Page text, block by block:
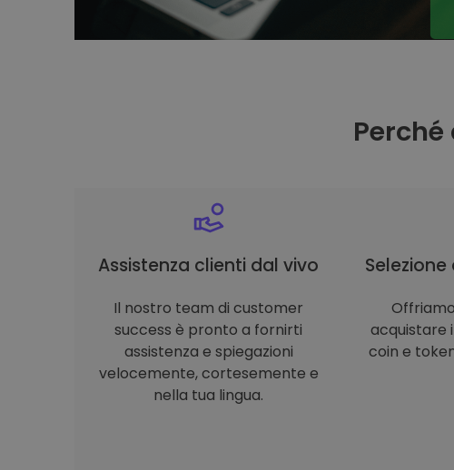
Assistenza clienti dal vivo
Il nostro team di customer
success è pronto a fornirti
assistenza e spiegazioni
velocemente, cortesemente e
nella tua lingua.
acquistare
coin e